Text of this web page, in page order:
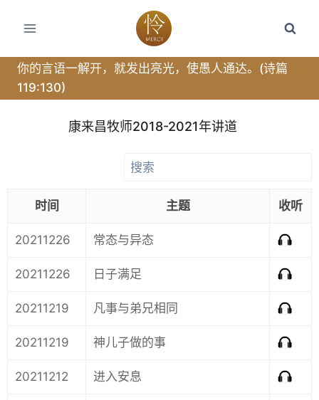
你的言语一解开，就发出亮光，使愚人通达。(诗篇
119:130)
康来昌牧师2018-2021年讲道
时间 主题 收听
20211226 常态与异态
20211226 日子满足
20211219 凡事与弟兄相同
20211219 神儿子做的事
20211212 进入安息